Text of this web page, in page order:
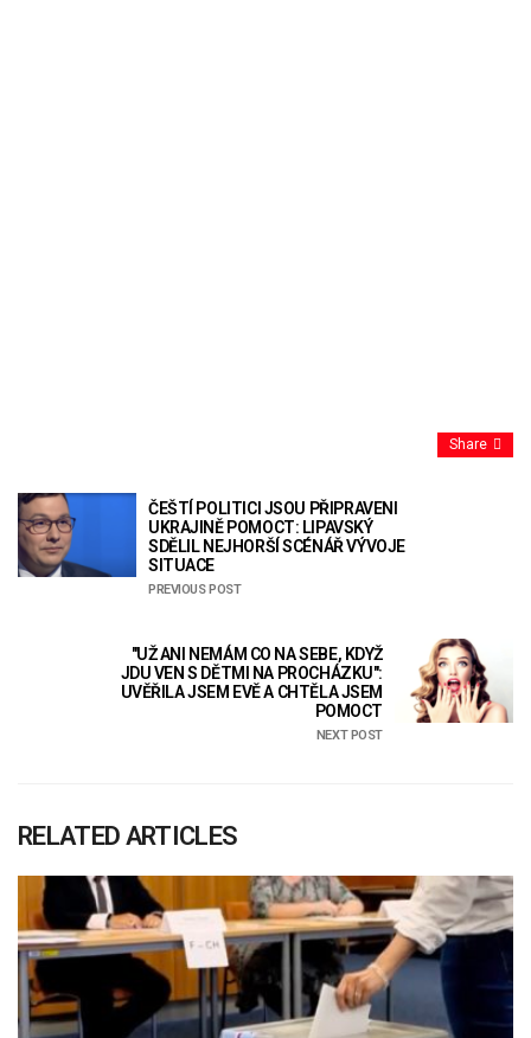
Share
ČEŠTÍ POLITICI JSOU PŘIPRAVENI
UKRAJINĚ POMOCT: LIPAVSKÝ
SDĚLIL NEJHORŠÍ SCÉNÁŘ VÝVOJE
SITUACE
PREVIOUS POST
"UŽ ANI NEMÁM CO NA SEBE, KDYŽ
JDU VEN S DĚTMI NA PROCHÁZKU":
UVĚŘILA JSEM EVĚ A CHTĚLA JSEM
POMOCT
NEXT POST
RELATED ARTICLES